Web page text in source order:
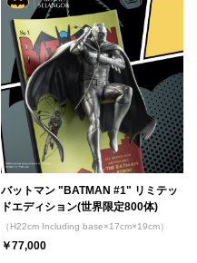
バットマン "BATMAN #1" リミテッ
ドエディション(世界限定800体)
（H22cm Including base×17cm×19cm）
￥77,000